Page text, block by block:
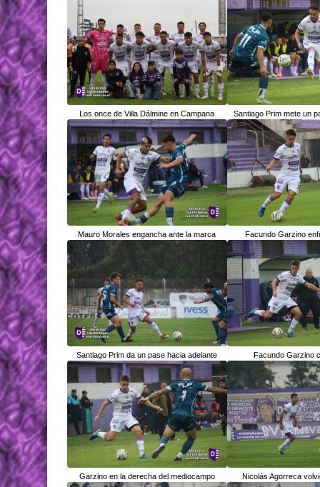
Los once de Villa Dálmine en Campana Santiago Prim mete un
Mauro Morales engancha ante la marca Facundo Garzino
Santiago Prim da un pase hacia adelante Facundo Garzino
Garzino en la derecha del mediocampo Nicolás Agorreca